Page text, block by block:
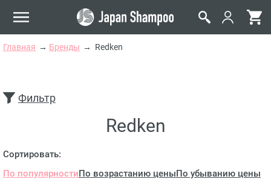
Главная Бренды Redken
Фильтр
Redken
Сортировать:
По популярностиПо возрастанию ценыПо убыванию цены